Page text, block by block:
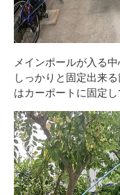
メインポールが入る
しっかりと固定出来
はカーポートに固定し